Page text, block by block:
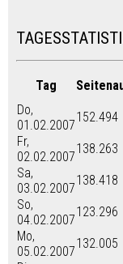
Tag
Do,
01.02.2007
152.494
Fr,
02.02.2007
138.263
Sa,
03.02.2007
138.418
So,
04.02.2007
123.296
Mo,
05.02.2007
132.005